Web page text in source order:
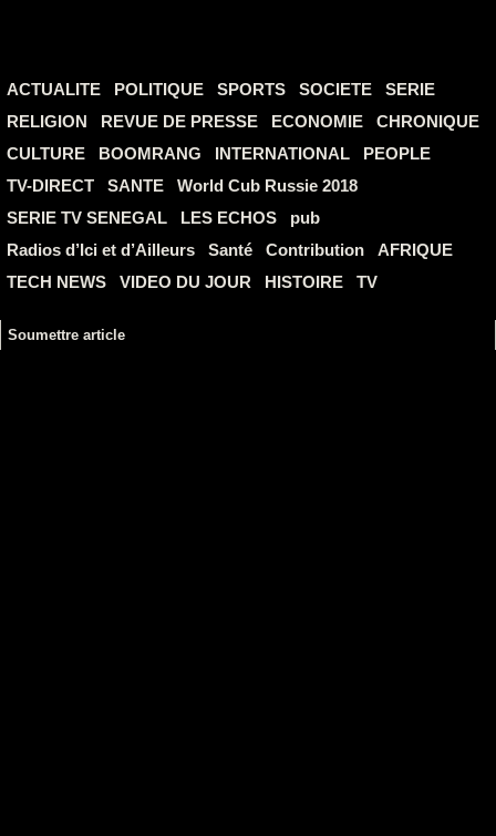
ACTUALITE POLITIQUE SPORTS SOCIETE
SERIE
RELIGION
REVUE DE PRESSE ECONOMIE
CHRONIQUE
CULTURE
BOOMRANG INTERNATIONAL
PEOPLE
TV-DIRECT
SANTE
World Cub Russie 2018
SERIE TV SENEGAL
LES ECHOS
pub
Radios d’Ici et d’Ailleurs
Santé Contribution
AFRIQUE
TECH NEWS
VIDEO DU JOUR HISTOIRE TV
Soumettre article